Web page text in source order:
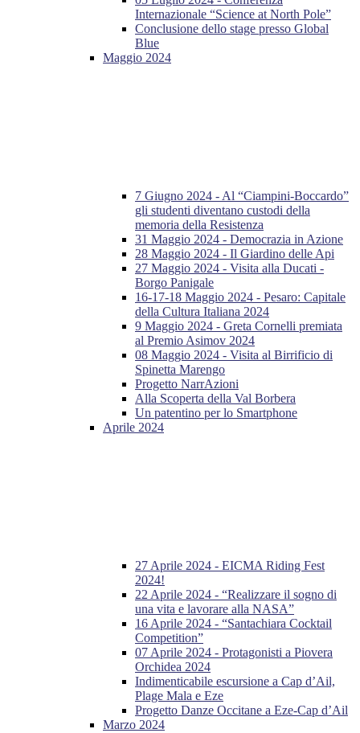
Internazionale “Science at North Pole”
Conclusione dello stage presso Global
Blue
Maggio 2024
7 Giugno 2024 - Al “Ciampini-Boccardo”
gli studenti diventano custodi della
memoria della Resistenza
31 Maggio 2024 - Democrazia in Azione
28 Maggio 2024 - Il Giardino delle Api
27 Maggio 2024 - Visita alla Ducati -
Borgo Panigale
16-17-18 Maggio 2024 - Pesaro: Capitale
della Cultura Italiana 2024
9 Maggio 2024 - Greta Cornelli premiata
al Premio Asimov 2024
08 Maggio 2024 - Visita al Birrificio di
Spinetta Marengo
Progetto NarrAzioni
Alla Scoperta della Val Borbera
Un patentino per lo Smartphone
Aprile 2024
27 Aprile 2024 - EICMA Riding Fest
2024!
22 Aprile 2024 - “Realizzare il sogno di
una vita e lavorare alla NASA”
16 Aprile 2024 - “Santachiara Cocktail
Competition”
07 Aprile 2024 - Protagonisti a Piovera
Orchidea 2024
Indimenticabile escursione a Cap d’Ail,
Plage Mala e Eze
Progetto Danze Occitane a Eze-Cap d’Ail
Marzo 2024